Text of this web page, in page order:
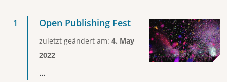
Open Publishing Fest
zuletzt geändert am: 4. May
2022
...